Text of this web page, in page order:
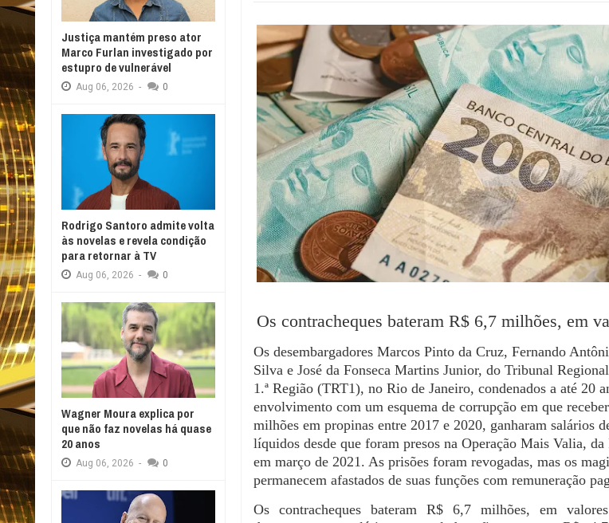
Os contracheques bateram R$ 6,7 milhões, em
Os desembargadores Marcos Pinto da Cruz, Fernando
Silva e José da Fonseca Martins Junior, do Tribunal
1.ª Região (TRT1), no Rio de Janeiro, condenados a até 20
envolvimento com um esquema de corrupção em que
milhões em propinas entre 2017 e 2020, ganharam salários
líquidos desde que foram presos na Operação Mais Valia,
em março de 2021. As prisões foram revogadas, mas os
permanecem afastados de suas funções com remuneração
Os contracheques bateram R$ 6,7 milhões, em
Justiça mantém preso ator
Marco Furlan investigado por
estupro de vulnerável
Aug 06, 2026 - 0
Rodrigo Santoro admite volta
às novelas e revela condição
para retornar à TV
Aug 06, 2026 - 0
Wagner Moura explica por
que não faz novelas há quase
20 anos
Aug 06, 2026 - 0